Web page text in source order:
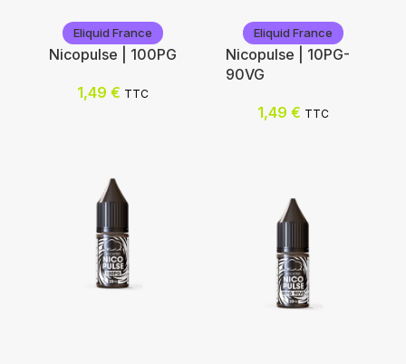
Eliquid France
Nicopulse | 100PG
1,49 € TTC
Eliquid France
Nicopulse | 10PG-
90VG
1,49 € TTC